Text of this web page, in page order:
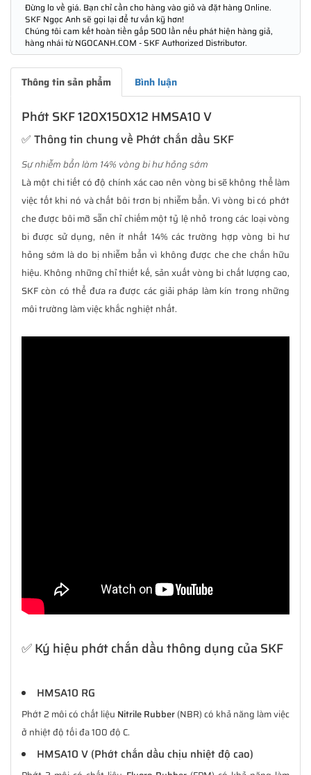
Đừng lo về giá. Bạn chỉ cần cho hàng vào giỏ và đặt hàng Online.
SKF Ngọc Anh sẽ gọi lại để tư vấn kỹ hơn!
Chúng tôi cam kết hoàn tiền gấp 500 lần nếu phát hiện hàng giả,
hàng nhái từ NGOCANH.COM - SKF Authorized Distributor.
Thông tin sản phẩm Bình luận
Phớt SKF 120X150X12 HMSA10 V
✅ Thông tin chung về Phớt chắn dầu SKF
Sự nhiễm bẩn làm 14% vòng bi hư hỏng sớm
Là một chi tiết có độ chính xác cao nên vòng bi sẽ không thể làm
việc tốt khi nó và chất bôi trơn bị nhiễm bẩn. Vì vòng bi có phớt
che được bôi mỡ sẵn chỉ chiếm một tỷ lệ nhỏ trong các loại vòng
bi được sử dụng, nên ít nhất 14% các trường hợp vòng bi hư
hỏng sớm là do bị nhiễm bẩn vì không được che che chắn hữu
hiệu. Không những chỉ thiết kế, sản xuất vòng bi chất lượng cao,
SKF còn có thể đưa ra được các giải pháp làm kín trong những
môi trường làm việc khắc nghiệt nhất.
✅ Ký hiệu phớt chắn dầu thông dụng của SKF
HMSA10 RG
Phớt 2 môi có chất liệu Nitrile Rubber(NBR) có khả năng làm việc
ở nhiệt độ tối đa 100 độ C.
HMSA10 V (Phớt chắn dầu chịu nhiệt độ cao)